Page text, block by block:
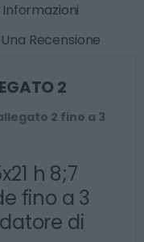
Recensione
2
2 fino a 3
h 8;7
fino a 3
di